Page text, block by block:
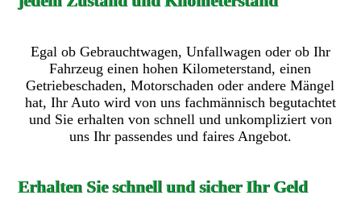
Egal ob Gebrauchtwagen, Unfallwagen oder ob Ihr
Fahrzeug einen hohen Kilometerstand, einen
Getriebeschaden, Motorschaden oder andere Mängel
hat, Ihr Auto wird von uns fachmännisch begutachtet
und Sie erhalten von schnell und unkompliziert von
uns Ihr passendes und faires Angebot.
Erhalten Sie schnell und sicher Ihr Geld